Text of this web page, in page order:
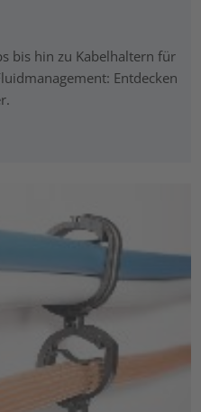
bis hin zu Kabelhaltern für
Entdecken